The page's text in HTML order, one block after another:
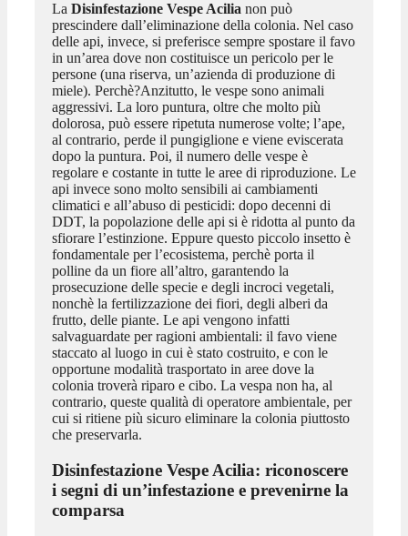
La Disinfestazione Vespe Acilia non può
prescindere dall’eliminazione della colonia. Nel caso
delle api, invece, si preferisce sempre spostare il favo
in un’area dove non costituisce un pericolo per le
persone (una riserva, un’azienda di produzione di
miele). Perchè?Anzitutto, le vespe sono animali
aggressivi. La loro puntura, oltre che molto più
dolorosa, può essere ripetuta numerose volte; l’ape,
al contrario, perde il pungiglione e viene eviscerata
dopo la puntura. Poi, il numero delle vespe è
regolare e costante in tutte le aree di riproduzione. Le
api invece sono molto sensibili ai cambiamenti
climatici e all’abuso di pesticidi: dopo decenni di
DDT, la popolazione delle api si è ridotta al punto da
sfiorare l’estinzione. Eppure questo piccolo insetto è
fondamentale per l’ecosistema, perchè porta il
polline da un fiore all’altro, garantendo la
prosecuzione delle specie e degli incroci vegetali,
nonchè la fertilizzazione dei fiori, degli alberi da
frutto, delle piante. Le api vengono infatti
salvaguardate per ragioni ambientali: il favo viene
staccato al luogo in cui è stato costruito, e con le
opportune modalità trasportato in aree dove la
colonia troverà riparo e cibo. La vespa non ha, al
contrario, queste qualità di operatore ambientale, per
cui si ritiene più sicuro eliminare la colonia piuttosto
che preservarla.
Disinfestazione Vespe Acilia: riconoscere
i segni di un’infestazione e prevenirne la
comparsa